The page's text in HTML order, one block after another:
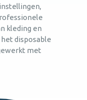
kleding en
disposable
met